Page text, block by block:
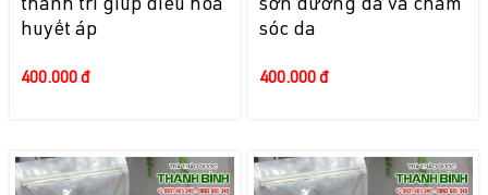
thanh trì giúp điều hòa
huyết áp
400.000 đ
sơn dưỡng da và chăm
sóc da
400.000 đ